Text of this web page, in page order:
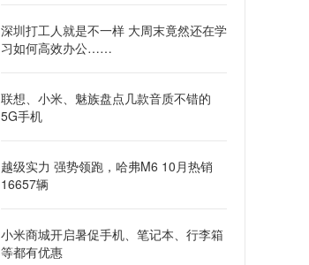
深圳打工人就是不一样 大周末竟然还在学
习如何高效办公……
联想、小米、魅族盘点几款音质不错的
5G手机
越级实力 强势领跑，哈弗M6 10月热销
16657辆
小米商城开启暑促手机、笔记本、行李箱
等都有优惠